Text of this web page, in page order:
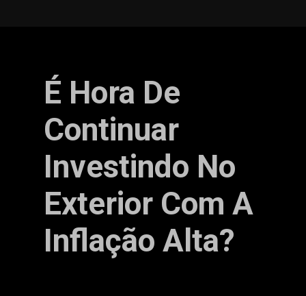
É Hora De
Continuar
Investindo No
Exterior Com A
Inflação Alta?